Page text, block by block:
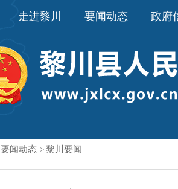
走进黎川 要闻动态 政府
要闻动态 > 黎川要闻